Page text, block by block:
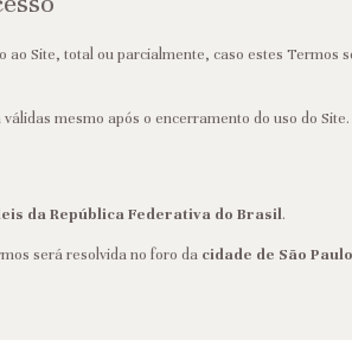
ao Site, total ou parcialmente, caso estes Termos
mesmo após o encerramento do uso do Site.
da República Federativa do Brasil.
será resolvida no foro da cidade de São Paulo